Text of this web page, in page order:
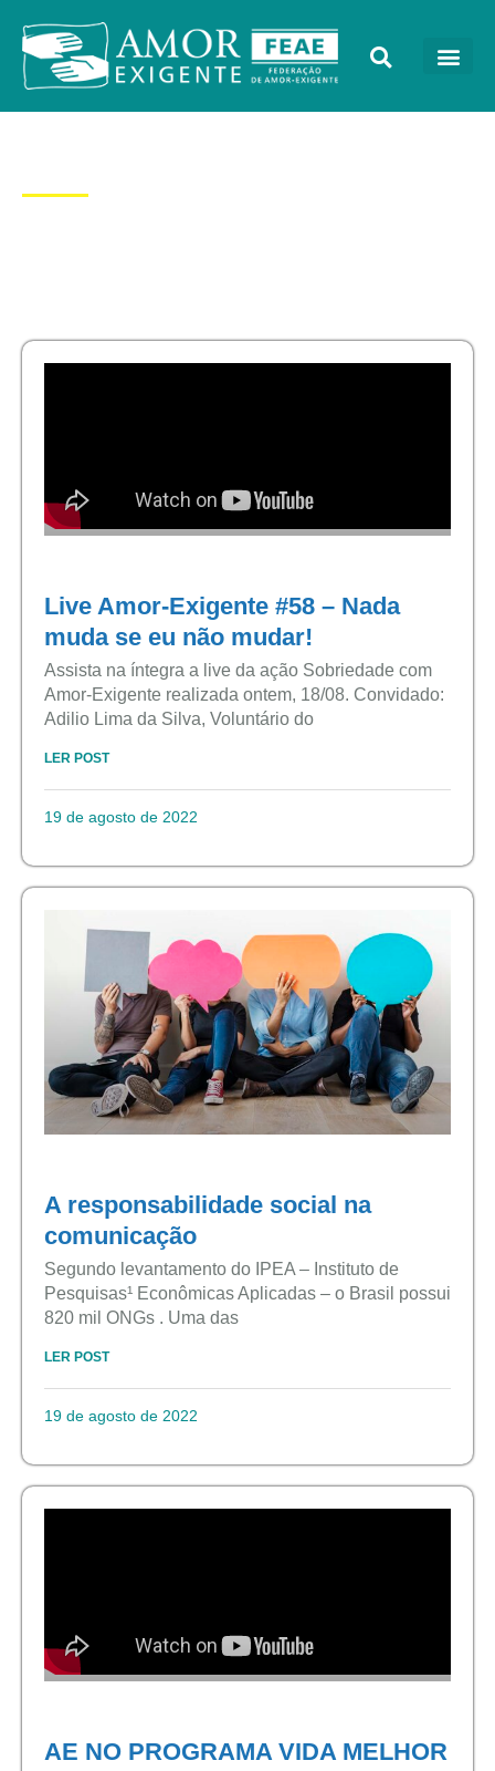
Live Amor-Exigente #58 – Nada
muda se eu não mudar!
Assista na íntegra a live da ação Sobriedade com
Amor-Exigente realizada ontem, 18/08. Convidado:
Adilio Lima da Silva, Voluntário do
LER POST
19 de agosto de 2022
A responsabilidade social na
comunicação
Segundo levantamento do IPEA – Instituto de
Pesquisas¹ Econômicas Aplicadas – o Brasil possui
820 mil ONGs . Uma das
LER POST
19 de agosto de 2022
AE NO PROGRAMA VIDA MELHOR